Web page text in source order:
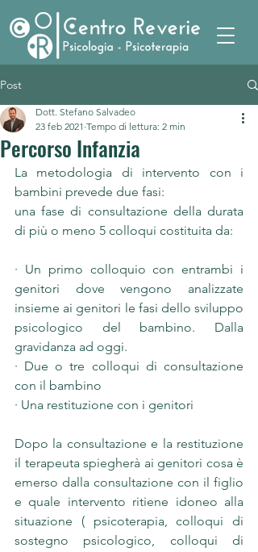
Post
Percorso Infanzia
Dott. Stefano Salvadeo
23 feb 2021 Tempo di lettura: 2 min
La metodologia di intervento con i
bambini prevede due fasi:
una fase di consultazione della durata
di più o meno 5 colloqui costituita da:
· Un primo colloquio con entrambi i
genitori dove vengono analizzate
insieme ai genitori le fasi dello sviluppo
psicologico del bambino. Dalla
gravidanza ad oggi.
· Due o tre colloqui di consultazione
con il bambino
· Una restituzione con i genitori
Dopo la consultazione e la restituzione
il terapeuta spiegherà ai genitori cosa è
emerso dalla consultazione con il figlio
e quale intervento ritiene idoneo alla
situazione ( psicoterapia, colloqui di
sostegno psicologico, colloqui di